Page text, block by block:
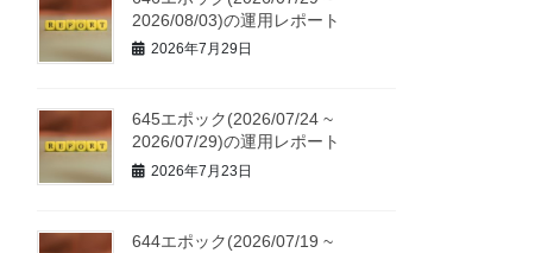
2026/08/03)の運用レポート
2026年7月29日
645エポック(2026/07/24 ~
2026/07/29)の運用レポート
2026年7月23日
644エポック(2026/07/19 ~